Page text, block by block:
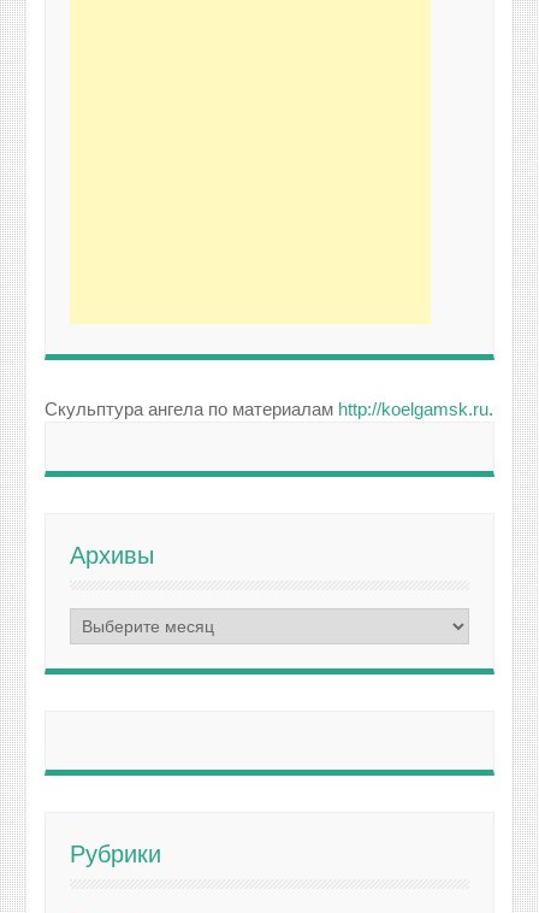
Скульптура ангела по материалам http://koelgamsk.ru.
Архивы
Архивы
Рубрики